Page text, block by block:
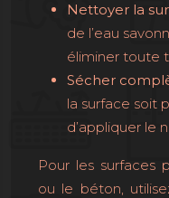
Nettoyer la
de l’eau
éliminer toute
Sécher
la surface soit
d’appliquer le
Pour les surfaces
ou le béton,